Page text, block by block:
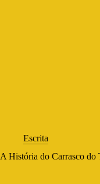
Escrita
A História do Carrasco do